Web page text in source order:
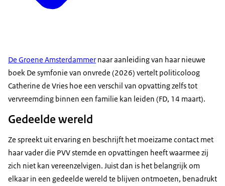
De Groene Amsterdammer naar aanleiding van haar nieuwe
boek De symfonie van onvrede (2026) vertelt politicoloog
Catherine de Vries hoe een verschil van opvatting zelfs tot
vervreemding binnen een familie kan leiden (FD, 14 maart).
Gedeelde wereld
Ze spreekt uit ervaring en beschrijft het moeizame contact met
haar vader die PVV stemde en opvattingen heeft waarmee zij
zich niet kan vereenzelvigen. Juist dan is het belangrijk om
elkaar in een gedeelde wereld te blijven ontmoeten, benadrukt